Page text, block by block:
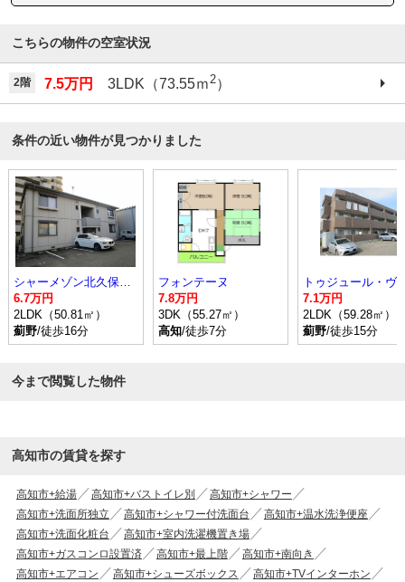
こちらの物件の空室状況
2階 7.5万円 3LDK（73.55ｍ2）
条件の近い物件が見つかりました
シャーメゾン北久保Ｂ棟
6.7万円
2LDK（50.81㎡）
薊野/徒歩16分
フォンテーヌ
7.8万円
3DK（55.27㎡）
高知/徒歩7分
7.1万円
2LDK（59.28㎡）
薊野/徒歩15分
今まで閲覧した物件
高知市の賃貸を探す
高知市+給湯 高知市+バストイレ別
高知市+シャワー
高知市+洗面所独立
高知市+シャワー付洗面台
高知市+温水洗浄便座
高知市+洗面化粧台
高知市+室内洗濯機置き場
高知市+ガスコンロ設置済
高知市+最上階
高知市+南向き
高知市+エアコン
高知市+シューズボックス
高知市+TVインターホン